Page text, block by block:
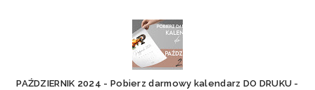
PAŹDZIERNIK 2024 - Pobierz darmowy kalendarz DO DRUKU -